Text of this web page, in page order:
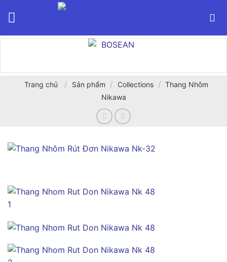
Trang chủ / Sản phẩm / Collections / Thang Nhôm
Nikawa